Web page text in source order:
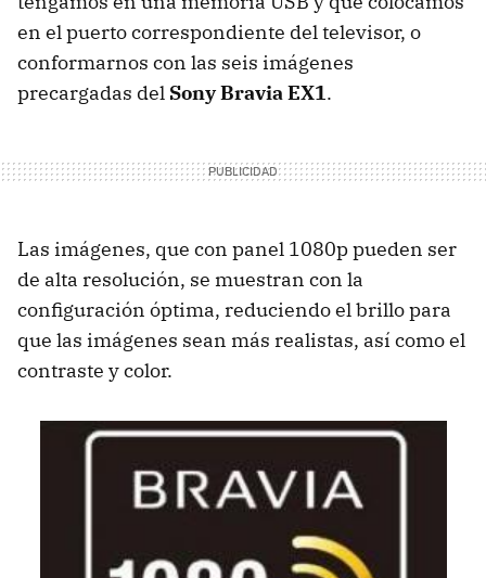
en el puerto correspondiente del televisor, o
conformarnos con las seis imágenes
precargadas del Sony Bravia EX1.
Las imágenes, que con panel 1080p pueden ser
de alta resolución, se muestran con la
configuración óptima, reduciendo el brillo para
que las imágenes sean más realistas, así como el
contraste y color.